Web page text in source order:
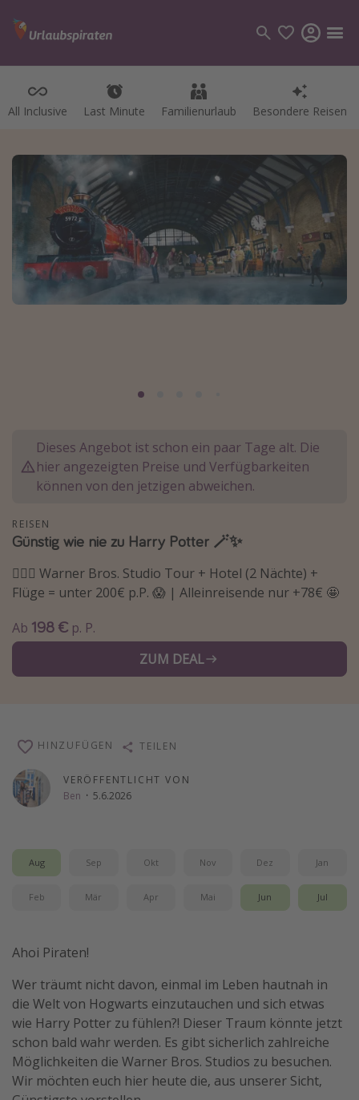
All Inclusive Last Minute Familienurlaub Besondere Reisen
Kategorien
Pauschalreisen
Kreuzfahrten
Reiseziele
Alle Reiseziele
Kefalonia Urlaub
Krabi Urlaub
Sri Lanka Rundreise
Reisethemen
Alle Reisethemen
Wochenendtrip
Singlereisen
Strandurlaub
Hotels in Amsterdam
Hotels am Achensee
Familienurlaub in der Türkei
Rundreisen in Thailand
Bahnreisen in der Schweiz
Reisepassfreie Reiseziele
Dieses Angebot ist schon ein paar Tage alt. Die
hier angezeigten Preise und Verfügbarkeiten
können von den jetzigen abweichen.
REISEN
Günstig wie nie zu Harry Potter 🪄✨
🧙🏻‍♂️ Warner Bros. Studio Tour + Hotel (2 Nächte) +
Flüge = unter 200€ p.P. 😱 | Alleinreisende nur +78€ 🤩
Ab 198 € p. P.
ZUM DEAL
VERÖFFENTLICHT VON
Ben · 5.6.2026
HINZUFÜGEN TEILEN
Aug Sep Okt Nov Dez Jan
Feb Mär Apr Mai Jun Jul
Ahoi Piraten!
Wer träumt nicht davon, einmal im Leben hautnah in
die Welt von Hogwarts einzutauchen und sich etwas
wie Harry Potter zu fühlen?! Dieser Traum könnte jetzt
schon bald wahr werden. Es gibt sicherlich zahlreiche
Möglichkeiten die Warner Bros. Studios zu besuchen.
Wir möchten euch hier heute die, aus unserer Sicht,